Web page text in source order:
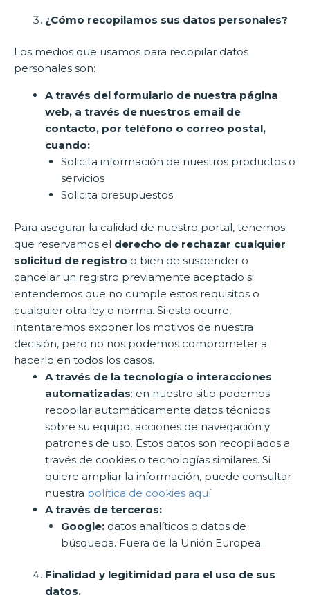
¿Cómo recopilamos sus datos personales?
Los medios que usamos para recopilar datos
personales son:
A través del formulario de nuestra página
web, a través de nuestros email de
contacto, por teléfono o correo postal,
cuando:
Solicita información de nuestros productos o
servicios
Solicita presupuestos
Para asegurar la calidad de nuestro portal, tenemos
que reservamos el derecho de rechazar cualquier
solicitud de registro o bien de suspender o
cancelar un registro previamente aceptado si
entendemos que no cumple estos requisitos o
cualquier otra ley o norma. Si esto ocurre,
intentaremos exponer los motivos de nuestra
decisión, pero no nos podemos comprometer a
hacerlo en todos los casos.
A través de la tecnología o interacciones
automatizadas: en nuestro sitio podemos
recopilar automáticamente datos técnicos
sobre su equipo, acciones de navegación y
patrones de uso. Estos datos son recopilados a
través de cookies o tecnologías similares. Si
quiere ampliar la información, puede consultar
nuestra política de cookies aquí
A través de terceros:
Google: datos analíticos o datos de
búsqueda. Fuera de la Unión Europea.
Finalidad y legitimidad para el uso de sus
datos.